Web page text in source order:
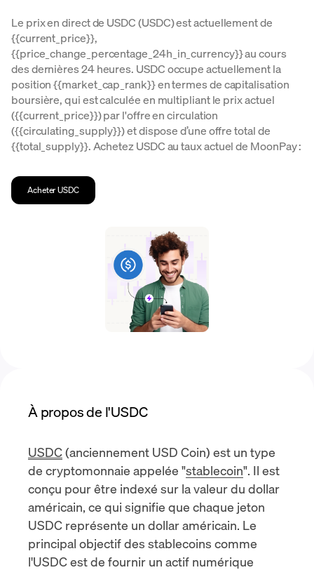
Le prix en direct de USDC (USDC) est actuellement de
{{current_price}},
{{price_change_percentage_24h_in_currency}} au cours
des dernières 24 heures. USDC occupe actuellement la
position {{market_cap_rank}} en termes de capitalisation
boursière, qui est calculée en multipliant le prix actuel
({{current_price}}) par l'offre en circulation
({{circulating_supply}}) et dispose d’une offre total de
{{total_supply}}. Achetez USDC au taux actuel de MoonPay :
Acheter USDC
À propos de l'USDC
USDC(anciennement USD Coin) est un type
de cryptomonnaie appelée "stablecoin". Il est
conçu pour être indexé sur la valeur du dollar
américain, ce qui signifie que chaque jeton
USDC représente un dollar américain. Le
principal objectif des stablecoins comme
l'USDC est de fournir un actif numérique